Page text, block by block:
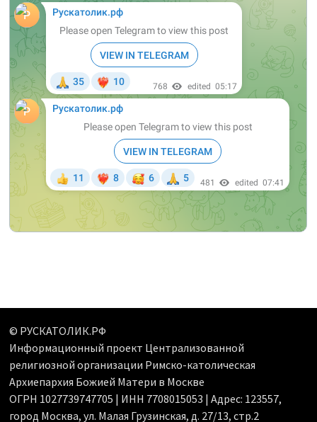
© РУСКАТОЛИК.РФ
Информационный проект Централизованной
религиозной организации Римско-католическая
Архиепархия Божией Матери в Москве
ОГРН 1027739747705 | ИНН 7708015053 | Адрес: 123557,
город Москва, ул. Малая Грузинская, д. 27/13, стр.2